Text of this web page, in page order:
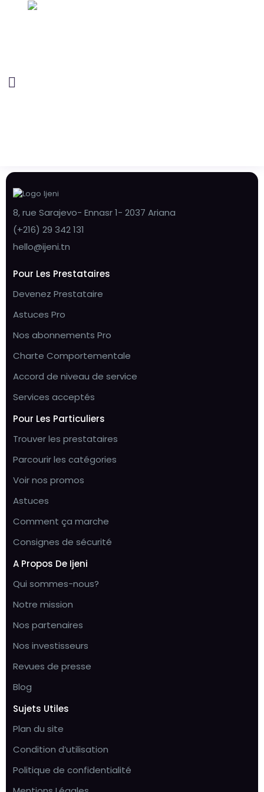
8, rue Sarajevo- Ennasr 1- 2037 Ariana
(+216) 29 342 131
hello@ijeni.tn
Pour Les Prestataires
Devenez Prestataire
Astuces Pro
Nos abonnements Pro
Charte Comportementale
Accord de niveau de service
Services acceptés
Pour Les Particuliers
Trouver les prestataires
Parcourir les catégories
Voir nos promos
Astuces
Comment ça marche
Consignes de sécurité
A Propos De Ijeni
Qui sommes-nous?
Notre mission
Nos partenaires
Nos investisseurs
Revues de presse
Blog
Sujets Utiles
Plan du site
Condition d’utilisation
Politique de confidentialité